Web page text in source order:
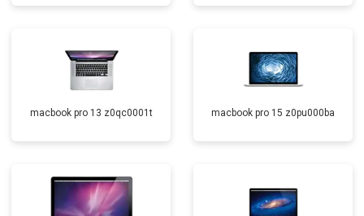
macbook pro 13 z0qc0001t macbook pro 15 z0pu000ba